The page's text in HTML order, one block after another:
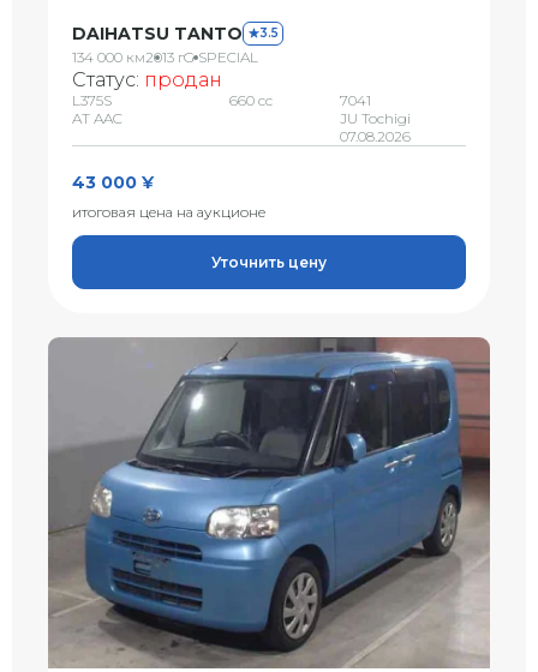
DAIHATSU TANTO 3.5
134 000 км2013 гG SPECIAL
Статус: продан
L375S
AT AAC
660 сс
7041
JU Tochigi
07.08.2026
43 000 ¥
итоговая цена на аукционе
Уточнить цену